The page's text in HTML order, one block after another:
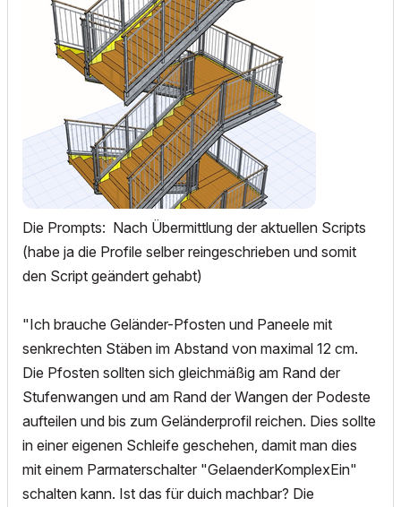
Die Prompts: Nach Übermittlung der aktuellen Scripts
(habe ja die Profile selber reingeschrieben und somit
den Script geändert gehabt)
"Ich brauche Geländer-Pfosten und Paneele mit
senkrechten Stäben im Abstand von maximal 12 cm.
Die Pfosten sollten sich gleichmäßig am Rand der
Stufenwangen und am Rand der Wangen der Podeste
aufteilen und bis zum Geländerprofil reichen. Dies sollte
in einer eigenen Schleife geschehen, damit man dies
mit einem Parmaterschalter "GelaenderKomplexEin"
schalten kann. Ist das für duich machbar? Die